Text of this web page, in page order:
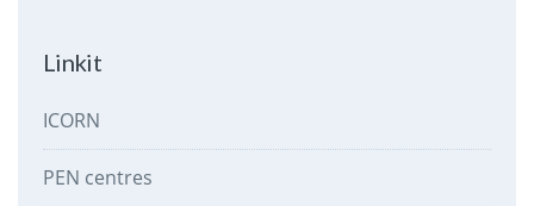
Linkit
ICORN
PEN centres